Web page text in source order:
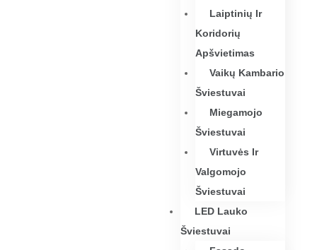
Laiptinių Ir
Koridorių
Apšvietimas
Vaikų Kambario
Šviestuvai
Miegamojo
Šviestuvai
Virtuvės Ir
Valgomojo
Šviestuvai
LED Lauko
Šviestuvai